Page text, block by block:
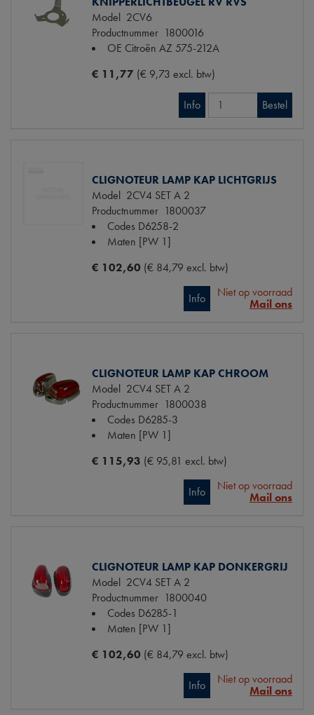
Model 2CV6
Productnummer 1800016
OE Citroën AZ 575-212A
€ 11,77 (€ 9,73 excl. btw)
Info Bestel
CLIGNOTEUR LAMP KAP LICHTGRIJS
Model 2CV4 SET A 2
Productnummer 1800037
Codes D6258-2
Maten [PW 1]
€ 102,60 (€ 84,79 excl. btw)
Info
Niet op voorraad
Mail ons
CLIGNOTEUR LAMP KAP CHROOM
Model 2CV4 SET A 2
Productnummer 1800038
Codes D6285-3
Maten [PW 1]
€ 115,93 (€ 95,81 excl. btw)
Info
Niet op voorraad
Mail ons
CLIGNOTEUR LAMP KAP DONKERGRIJ
Model 2CV4 SET A 2
Productnummer 1800040
Codes D6285-1
Maten [PW 1]
€ 102,60 (€ 84,79 excl. btw)
Info
Niet op voorraad
Mail ons